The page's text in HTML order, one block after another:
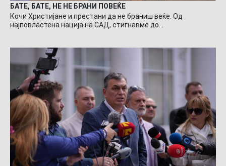
БАТЕ, БАТЕ, НЕ НЕ БРАНИ ПОВЕЌЕ
Кочи Христијане и престани да не браниш веќе. Од
најповластена нација на САД, стигнавме до…